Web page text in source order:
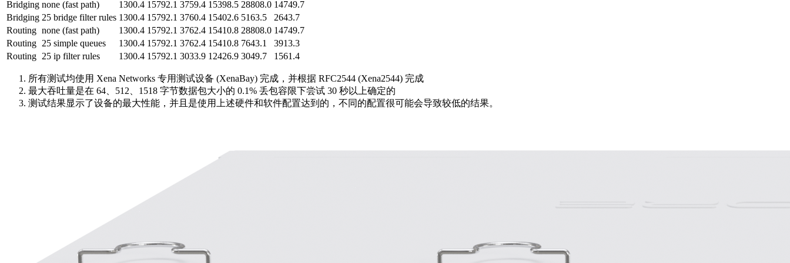
Bridging none (fast path) 1300.4 15792.1 3759.4 15398.5 28808.0 14749.7
Bridging 25 bridge filter rules 1300.4 15792.1 3760.4 15402.6 5163.5
2643.7
Routing none (fast path) 1300.4 15792.1 3762.4 15410.8 28808.0 14749.7
Routing 25 simple queues 1300.4 15792.1 3762.4 15410.8 7643.1
3913.3
Routing 25 ip filter rules 1300.4 15792.1 3033.9 12426.9 3049.7 1561.4
所有测试均使用 Xena Networks 专用测试设备 (XenaBay) 完成，并根据 RFC2544 (Xena2544) 完成
最大吞吐量是在 64、512、1518 字节数据包大小的 0.1% 丢包容限下尝试 30 秒以上确定的
测试结果显示了设备的最大性能，并且是使用上述硬件和软件配置达到的，不同的配置很可能会导致较低的结果。